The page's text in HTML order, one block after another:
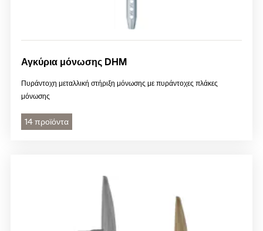
Αγκύρια μόνωσης DHM
Πυράντοχη μεταλλική στήριξη μόνωσης με πυράντοχες πλάκες
μόνωσης
14 προϊόντα